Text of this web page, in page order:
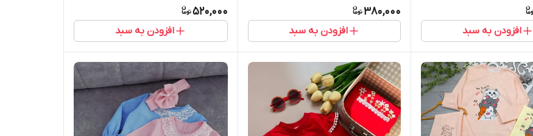
افزودن به سبد
380,000
افزودن به سبد
520,000
افزودن به سبد